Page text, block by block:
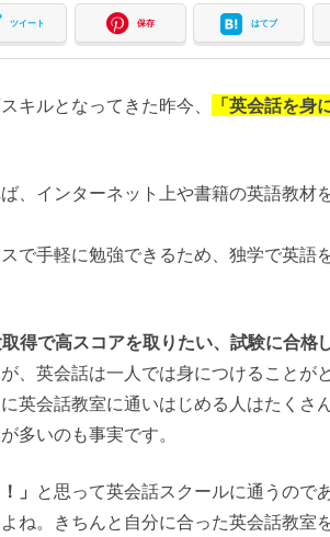
ツイート 保存 はてブ
キルとなってきた昨今、 「英会話を身
、インターネット上や書籍の英語教材
で手軽に勉強できるため、独学で英語
得で高スコアを取りたい、試験に合格
、英会話は一人では身につけることが
英会話教室に通いはじめる人はたくさ
多いのも事実です。
」 と思って英会話スクールに通うので
ね。きちんと自分に合った英会話教室